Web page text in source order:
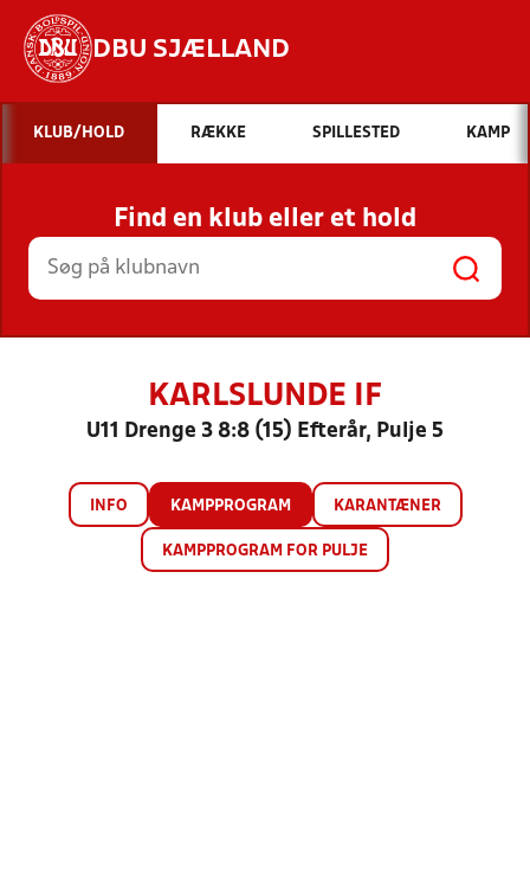
DBU SJÆLLAND
Hvad vil du søge efter?
INDHOLD OG NYHEDER
STILLINGER, RESULTATER, KLUBBER OG
HOLD
KLUB/HOLD RÆKKE SPILLESTED KAMP
Find en klub eller et hold
KARLSLUNDE IF
U11 Drenge 3 8:8 (15) Efterår, Pulje 5
INFO KAMPPROGRAM KARANTÆNER
KAMPPROGRAM FOR PULJE